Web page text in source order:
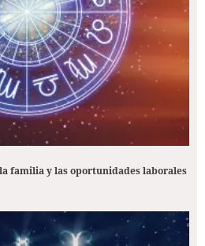
familia y las oportunidades laborales